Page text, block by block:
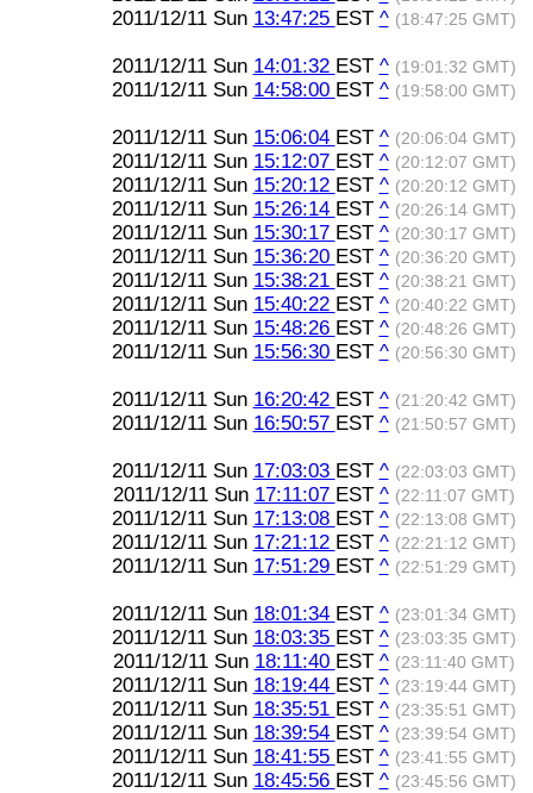
2011/12/11 Sun 13:47:25 EST ^ (18:47:25 GMT)
2011/12/11 Sun 14:01:32 EST ^ (19:01:32 GMT)
2011/12/11 Sun 14:58:00 EST ^ (19:58:00 GMT)
2011/12/11 Sun 15:06:04 EST ^ (20:06:04 GMT)
2011/12/11 Sun 15:12:07 EST ^ (20:12:07 GMT)
2011/12/11 Sun 15:20:12 EST ^ (20:20:12 GMT)
2011/12/11 Sun 15:26:14 EST ^ (20:26:14 GMT)
2011/12/11 Sun 15:30:17 EST ^ (20:30:17 GMT)
2011/12/11 Sun 15:36:20 EST ^ (20:36:20 GMT)
2011/12/11 Sun 15:38:21 EST ^ (20:38:21 GMT)
2011/12/11 Sun 15:40:22 EST ^ (20:40:22 GMT)
2011/12/11 Sun 15:48:26 EST ^ (20:48:26 GMT)
2011/12/11 Sun 15:56:30 EST ^ (20:56:30 GMT)
2011/12/11 Sun 16:20:42 EST ^ (21:20:42 GMT)
2011/12/11 Sun 16:50:57 EST ^ (21:50:57 GMT)
2011/12/11 Sun 17:03:03 EST ^ (22:03:03 GMT)
2011/12/11 Sun 17:11:07 EST ^ (22:11:07 GMT)
2011/12/11 Sun 17:13:08 EST ^ (22:13:08 GMT)
2011/12/11 Sun 17:21:12 EST ^ (22:21:12 GMT)
2011/12/11 Sun 17:51:29 EST ^ (22:51:29 GMT)
2011/12/11 Sun 18:01:34 EST ^ (23:01:34 GMT)
2011/12/11 Sun 18:03:35 EST ^ (23:03:35 GMT)
2011/12/11 Sun 18:11:40 EST ^ (23:11:40 GMT)
2011/12/11 Sun 18:19:44 EST ^ (23:19:44 GMT)
2011/12/11 Sun 18:35:51 EST ^ (23:35:51 GMT)
2011/12/11 Sun 18:39:54 EST ^ (23:39:54 GMT)
2011/12/11 Sun 18:41:55 EST ^ (23:41:55 GMT)
2011/12/11 Sun 18:45:56 EST ^ (23:45:56 GMT)